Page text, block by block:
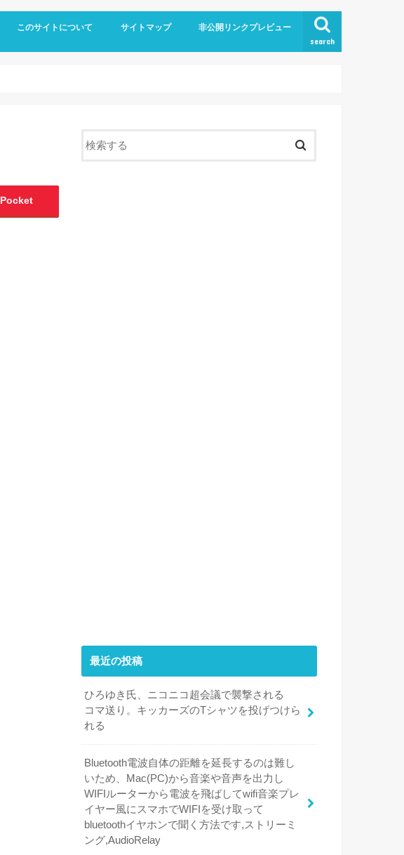
search
このサイトについて サイトマップ 非公開リンクプレビュー
Pocket
最近の投稿
ひろゆき氏、ニコニコ超会議で襲撃される
コマ送り。キッカーズのTシャツを投げつけら
れる
Bluetooth電波自体の距離を延長するのは難し
いため、Mac(PC)から音楽や音声を出力し
WIFIルーターから電波を飛ばしてwifi音楽プレ
イヤー風にスマホでWIFIを受け取って
bluetoothイヤホンで聞く方法です,ストリーミ
ング,AudioRelay